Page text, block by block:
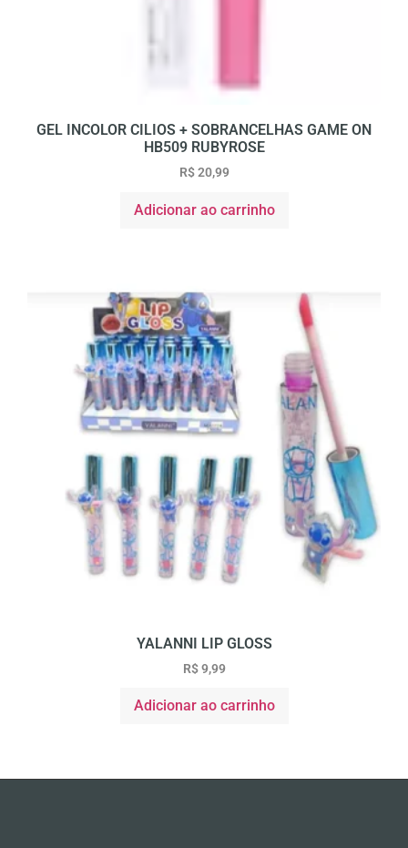
GEL INCOLOR CILIOS + SOBRANCELHAS GAME ON
HB509 RUBYROSE
R$20,99
Adicionar ao carrinho
YALANNI LIP GLOSS
R$9,99
Adicionar ao carrinho